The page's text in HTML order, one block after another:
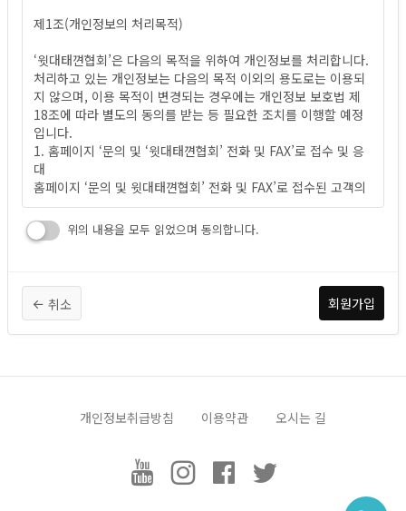
이 약관에 명시되지 않은 사항이 관계 법령에 규정되어 있을 경우
에는 그 규정에 따릅니다.
제 2장 회원 가입 및 서비스 이용
제1조 서비스 이용 계약의 성립
“윗대태껸
가입에 따른 서비스 이용 신청에 대한 회사의 이용 승낙과 이용자
의 이 약관에 동의한다는 의사표시로 성립됩니다.
이용자가 회원에 가입하여 “윗대태껸택견, Taekkyeon
협회” 홈페이지상 서비스를
이용하고자 하는 경우, 회원은 교육원에서 요청하는 개인 신상정
회사가 승낙한 경우, 교육원은 회원 ID와 기타 회사가 필요하다
고 인정하는 내용을 이용자에게 통지합니다.
나. 본인의 실명으로 신청하지 않았을 때
라. 사회의 안녕과 질서 혹은 미풍양속을 저해할 목적으로 신청하
제1조(개인정보의 처리목적)
‘윗대태껸택견, Taekkyeon
협회’은 다음의 목적을 위하여 개인정보를 처리합니다.
처리하고 있는 개인정보는 다음의 목적 이외의 용도로는 이용되
지 않으며, 이용 목적이 변경되는 경우에는 개인정보 보호법 제
18조에 따라 별도의 동의를 받는 등 필요한 조치를 이행할 예정
입니다.
1. 홈페이지 ‘문의 및 ‘윗대태껸택견, Taekkyeon
협회’ 전화 및 FAX’로 접수 및 응
대
홈페이지 ‘문의 및 윗대태껸택견, Taekkyeon
협회’ 전화 및 FAX’로 접수된 고객의
요청사항에 대한 대응 목적으로 개인정보를 처리합니다(고객 식
별 및 대응 사항에 대한 연락 용도).
① ‘윗대태껸
협회’은 법령에 따른 개인정보 보유/이용기간 또는
정보주체로부터 개인정보를 수집 시에 동의 받은 개인정보 보유/
이용기간 내에서 개인정보를 처리/보유합니다.
당 수사/조사 종료 시 까지
채무관계 정산시까지
3) 「전자상거래 등에서의 소비자 보호에 관한 법률」에 따른 표
시/광고, 계약내용 및 이행 등 거래에 관한 기록 - 표시/광고에 관
위의 내용을 모두 읽었으며 동의합니다.
취소
개인정보취급방침 이용약관 오시는 길